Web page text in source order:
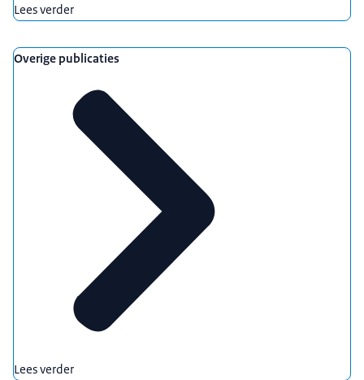
Lees verder
Overige publicaties
Lees verder